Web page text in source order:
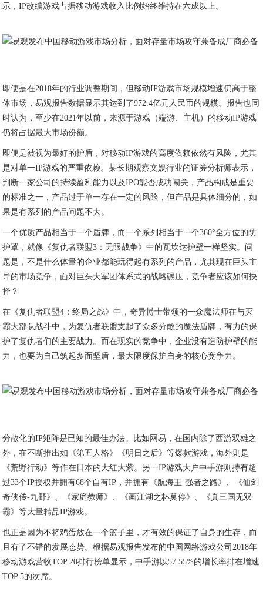
示，IP改编游戏占据移动游戏收入比例始终维持在六成以上。
即便是在2018年的行业调整期间，但移动IP游戏市场规模增速仍高于整
体市场，易观报告数据显示其达到了972.4亿元人民币的规模。报告也同
时认为，至少在2021年以前，来源于游戏（端游、主机）的移动IP游戏
仍将占据最大市场份额。
即便是被视为最好的护盾，对移动IP游戏的高度依赖依然有风险，尤其
是对单一IP游戏的严重依赖。某长期观察文娱行业的证券分析师表示，
判断一家公司的持续盈利能力以及IPO能否成功闯关，产品构成是重要
的标准之一，产品过于单一存在一定的风险，但产品是具体细分的，如
果是有系列的产品问题不大。
一个优质产品相当于一个盾牌，而一个系列相当于一个360°全方位的防
护罩，就像《复仇者联盟3：无限战争》中的瓦坎达护壁一样坚实。问
题是，不是什么体量的企业都能玩得起有系列的产品，尤其现在巨头主
导的市场竞争，面对巨头大军团体系式的战略碾压，竞争者应该如何抉
择？
在《复仇者联盟4：终局之战》中，奇异博士带领的一众魔法师在与灭
霸大部队战斗中，为复仇者联盟支起了众多分散的魔法盾牌，有力的保
护了复仇者们的主要战力。而在现实的竞争中，企业没有造防护壁的能
力，也要为自己筑起多面坚盾，最大限度保护自身的核心竞争力。
分散化的IP矩阵是已知的最佳办法。比如网易，在国内除了西游双雄之
外，在不断推出如《第五人格》《明日之后》等爆款游戏，海外则是
《荒野行动》等作在日本的大红大紫。另一IP游戏大户中手游则持有超
过33个IP授权并拥有68个自有IP，并拥有《航海王-强者之路》、《仙剑
奇侠传-九野》、《家庭教师》、《画江湖之杯莫停》、《真三国无双·
霸》等大量精品IP游戏。
也正是因为不将鸡蛋放在一个篮子里，才有效的保证了自身的生存，而
且有了不错的发展态势。根据易观报告发布的中国网络游戏公司2018年
移动游戏营收TOP 20排行榜单显示，中手游以57.55%的增长率排在增速
TOP 5的次席。